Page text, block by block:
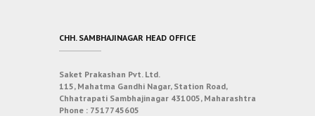
CHH. SAMBHAJINAGAR HEAD OFFICE
Saket Prakashan Pvt. Ltd.
115, Mahatma Gandhi Nagar, Station Road,
Chhatrapati Sambhajinagar 431005, Maharashtra
Phone : 7517745605